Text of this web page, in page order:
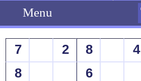
Menu
7 2 8
4
8
6